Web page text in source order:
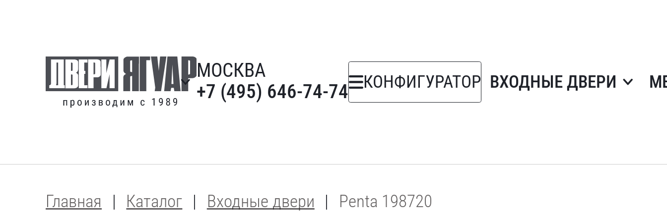
МОСКВА
+7 (495) 646-74-74
КОНФИГУРАТОР ВХОДНЫЕ ДВЕРИ
Главная Каталог Входные двери Penta 198720